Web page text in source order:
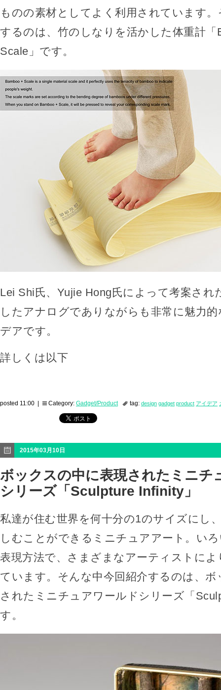
ものの素材としてよく利用されています
するのは、竹のしなりを活かした体重計「
Scale」です。
Lei Shi氏、Yujie Hong氏によって考案され
したアナログでありながらも非常に魅力
デアです。
詳しくは以下
posted 11:00 | Category: Gadget/Product tag: design gadget product アイデア
2015年03月10日
ボックスの中に表現されたミニチ
シリーズ「Sculpture Infinity」
私達が住む世界を何十分の1のサイズにし
しむことができるミニチュアアート。い
表現方法で、さまざまなアーティストに
ています。そんな中今回紹介するのは、
されたミニチュアワールドシリーズ「
す。